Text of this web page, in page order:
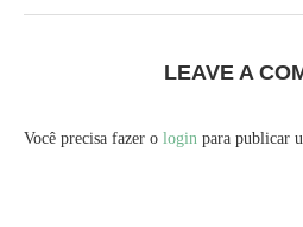
LEAVE A
Você precisa fazer o login para publicar